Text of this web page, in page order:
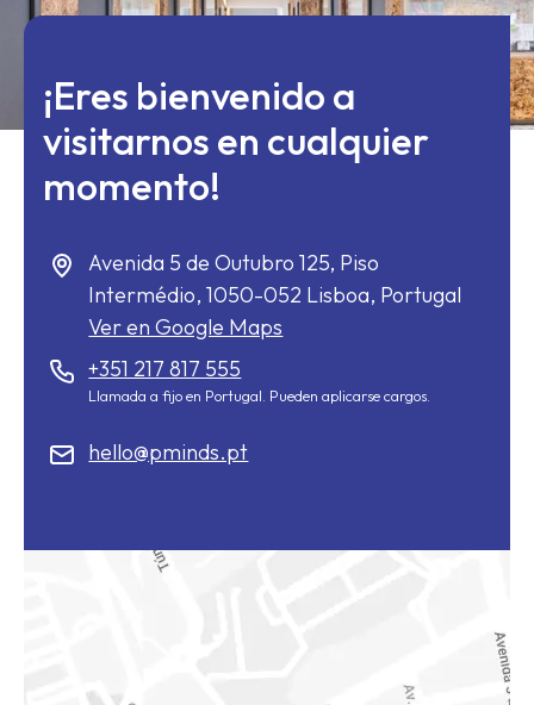
¡Eres bienvenido a
visitarnos en cualquier
momento!
Avenida 5 de Outubro 125, Piso
Intermédio,1050-052 Lisboa, Portugal
Ver en Google Maps
+351 217 817 555
Llamada a fijo en Portugal. Pueden aplicarse cargos.
hello@pminds.pt